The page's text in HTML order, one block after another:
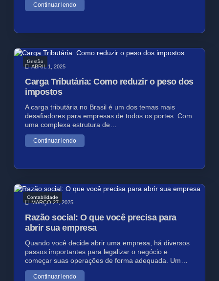
Continuar lendo
Gestão
ABRIL 1, 2025
Carga Tributária: Como reduzir o peso dos
impostos
A carga tributária no Brasil é um dos temas mais
desafiadores para empresas de todos os portes. Com
uma complexa estrutura de…
Continuar lendo
Contabilidade
MARÇO 27, 2025
Razão social: O que você precisa para
abrir sua empresa
Quando você decide abrir uma empresa, há diversos
passos importantes para legalizar o negócio e
começar suas operações de forma adequada. Um…
Continuar lendo